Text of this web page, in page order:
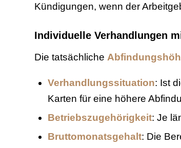
Kündigungen, wenn der
Individuelle Verhandlungen
Die tatsächliche
Verhandlungssituation: Ist
Karten für eine höhere
Betriebszugehörigkeit: Je
Bruttomonatsgehalt: Die